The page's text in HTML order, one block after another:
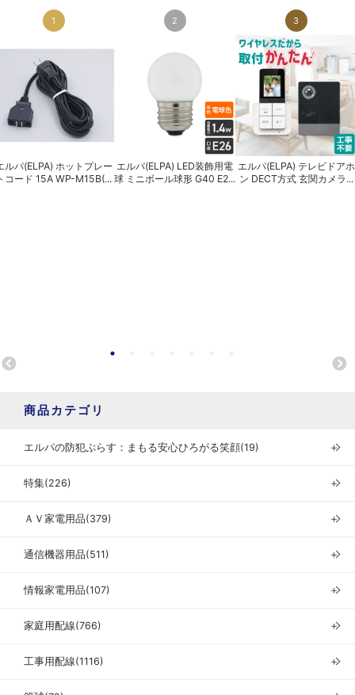
1
ルパ(ELPA) ホットプレー
コード 15A WP-M15B(...
2
エルパ(ELPA) LED装飾用電
球 ミニボール球形 G40 E2...
3
エルパ(ELPA) テレビドアホ
ン DECT方式 玄関カメラ...
商品カテゴリ
エルパの防犯ぷらす：まもる安心ひろがる笑顔(19) ＋
特集(226) ＋
ＡＶ家電用品(379) ＋
通信機器用品(511) ＋
情報家電用品(107) ＋
家庭用配線(766) ＋
工事用配線(1116) ＋